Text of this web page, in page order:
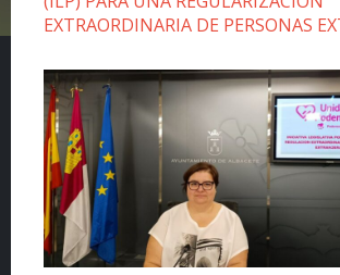
EXTRAORDINARIA DE PERSONAS